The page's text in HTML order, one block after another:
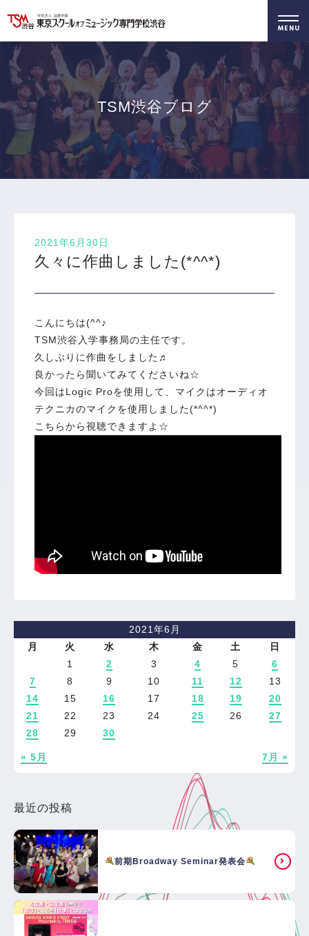
学科・専攻 資料請求 オープンキャンパス
TSM渋谷ブログ
2021年6月30日
久々に作曲しました(*^^*)
こんにちは(^^♪
TSM渋谷入学事務局の主任です。
久しぶりに作曲をしました♬
良かったら聞いてみてくださいね☆
今回はLogic Proを使用して、マイクはオーディオ
テクニカのマイクを使用しました(*^^*)
こちらから視聴できますよ☆
2021年6月
月
火 水 木 金 土 日
« 5月 7月 »
1 2 3 4 5
6
7
8 9 10 11 12
13
14
15 16 17 18 19
20
21
22 23 24 25 26
27
28
29 30
最近の投稿
前期Broadway Seminar発表会